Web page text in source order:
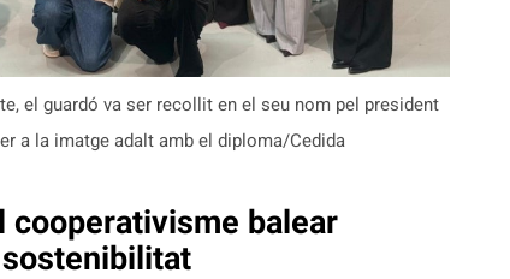
el guardó va ser recollit en el seu nom pel president
a la imatge adalt amb el diploma/Cedida
cooperativisme balear